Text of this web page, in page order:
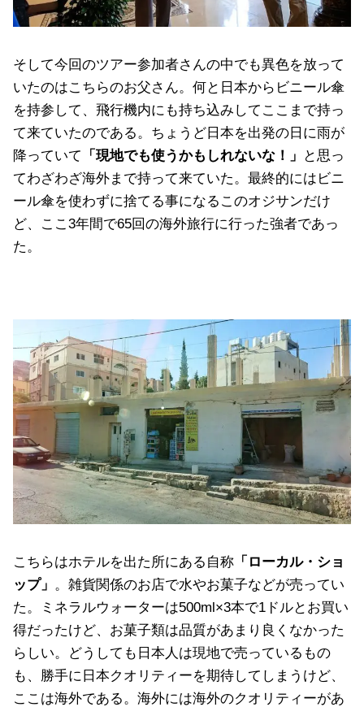
そして今回のツアー参加者さんの中でも異色を放って
いたのはこちらのお父さん。何と日本からビニール傘
を持参して、飛行機内にも持ち込みしてここまで持っ
て来ていたのである。ちょうど日本を出発の日に雨が
降っていて
「現地でも使うかもしれないな！」
と思っ
てわざわざ海外まで持って来ていた。最終的にはビニ
ール傘を使わずに捨てる事になるこのオジサンだけ
ど、ここ3年間で65回の海外旅行に行った強者であっ
た。
こちらはホテルを出た所にある自称 「ローカル・ショ
ップ」 。雑貨関係のお店で水やお菓子などが売ってい
た。ミネラルウォーターは500ml×3本で1ドルとお買い
得だったけど、お菓子類は品質があまり良くなかった
らしい。どうしても日本人は現地で売っているもの
も、勝手に日本クオリティーを期待してしまうけど、
ここは海外である。海外には海外のクオリティーがあ